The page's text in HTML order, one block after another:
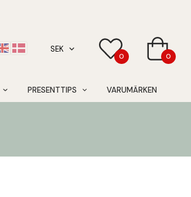
0 0
PRESENTTIPS VARUMÄRKEN